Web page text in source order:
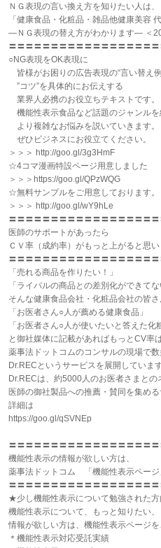
ＮＧ表現の言い換え方を知りたい人は、
「健康食品・化粧品・雑品他健康美容
―ＮＧ表現の替え方がわかります― ＜
〓〓〓〓〓〓〓〓〓〓〓〓〓〓〓〓〓
○NG表現をOK表現に
皆様がお困りの広告表現の“言い替え例
”コツ”を具体的にお伝えする
業界人必携のお役立ちテキストです。
機能性表示食品など話題のジャンルを
より複雑なお悩みを説いていきます。
ぜひビジネスにお役立てください。
＞＞＞ http://goo.gl/3g3HmF
☆4コマ漫画特設ページ用意しました
＞＞＞https://goo.gl/QPzWQG
☆無料サンプルをご用意しておりま
＞＞＞ http://goo.gl/wY9hLe
〓〓〓〓〓〓〓〓〓〓〓〓〓〓〓〓〓
医師のサポートがあったら
ＣＶ率（成約率）がもっと上がると思い
〓〓〓〓〓〓〓〓〓〓〓〓〓〓〓〓〓
「売れる商品を作りたい！」
「ライバルの商品との差別化ができてな
そんな健康食品会社・化粧品会社の皆
「お医者さん○人が薦める健康食品」
「お医者さん○人が使いたいと答えた化
と御社媒体に記載があればもっとCV率
薬事法ドットコムのコンサルの現場で
Dr.RECというサービスを展開しています
Dr.RECは、約5000人のお医者さまとの
医師の御社製品への推薦・賛同を集める
詳細は
https://goo.gl/qSVNEp
〓〓〓〓〓〓〓〓〓〓〓〓〓〓〓〓〓
機能性表示の情報が欲しい方は、
薬事法ドットコム 「機能性表示ページ
〓〓〓〓〓〓〓〓〓〓〓〓〓〓〓〓〓
★少し機能性表示について勉強された方
機能性表示について、もっと知りたい、
情報が欲しい方は、機能性表示ページを
＊機能性表示対応受託実績